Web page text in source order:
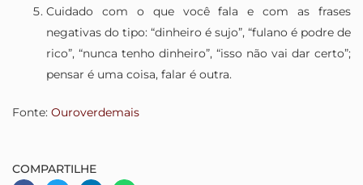
Cuidado com o que você fala e com as frases
negativas do tipo: “dinheiro é sujo”, “fulano é podre de
rico”, “nunca tenho dinheiro”, “isso não vai dar certo”;
pensar é uma coisa, falar é outra.
Fonte: Ouroverdemais
COMPARTILHE